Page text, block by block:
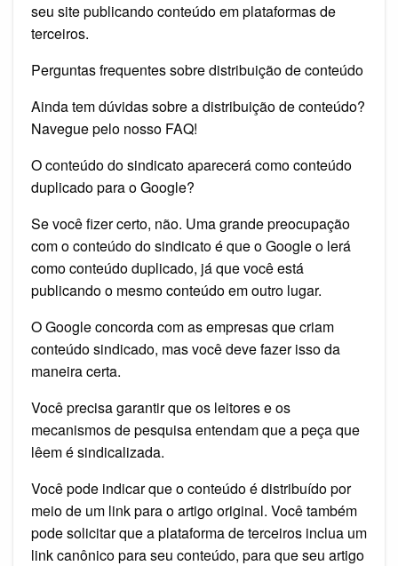
seu site publicando conteúdo em plataformas de
terceiros.
Perguntas frequentes sobre distribuição de conteúdo
Ainda tem dúvidas sobre a distribuição de conteúdo?
Navegue pelo nosso FAQ!
O conteúdo do sindicato aparecerá como conteúdo
duplicado para o Google?
Se você fizer certo, não. Uma grande preocupação
com o conteúdo do sindicato é que o Google o lerá
como conteúdo duplicado, já que você está
publicando o mesmo conteúdo em outro lugar.
O Google concorda com as empresas que criam
conteúdo sindicado, mas você deve fazer isso da
maneira certa.
Você precisa garantir que os leitores e os
mecanismos de pesquisa entendam que a peça que
lêem é sindicalizada.
Você pode indicar que o conteúdo é distribuído por
meio de um link para o artigo original. Você também
pode solicitar que a plataforma de terceiros inclua um
link canônico para seu conteúdo, para que seu artigo